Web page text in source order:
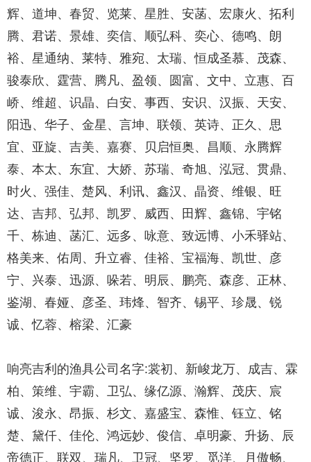
辉、道坤、春贸、览莱、星胜、安菡、宏康火、拓利
腾、君诺、景雄、奕信、顺弘科、奕心、德鸣、朗
裕、星通纳、莱特、雅宛、太瑞、恒成圣慕、茂森、
骏泰欣、霆营、腾凡、盈领、圆富、文中、立惠、百
峤、维超、识晶、白安、事西、安识、汉振、天安、
阳迅、华子、金星、言坤、联领、英诗、正久、思
宜、亚旋、吉美、嘉赛、贝启恒奥、昌顺、永腾辉
泰、本太、东宜、大娇、苏瑞、奇旭、泓冠、贯鼎、
时火、强佳、楚风、利讯、鑫汉、晶资、维银、旺
达、吉邦、弘邦、凯罗、威西、田辉、鑫锦、宇铭
千、栋迪、菡汇、远多、咏意、致远博、小禾驿站、
格美来、佑周、升立睿、佳裕、宝福海、凯世、彦
宁、兴泰、迅源、哚若、明辰、鹏亮、森彦、正林、
鉴湖、春娅、彦圣、玮烽、智齐、锡平、珍晟、锐
诚、忆蓉、榕梁、汇豪
响亮吉利的渔具公司名字:裳初、新峻龙万、成吉、霖
柏、策维、宇霸、卫弘、缘亿源、瀚辉、茂庆、宸
诚、浚永、昂振、杉文、嘉盛宝、森惟、钰立、铭
楚、黛仟、佳伦、鸿远妙、俊信、卓明豪、升扬、辰
帝德正、联双、瑞凡、卫冠、坚罗、觅洋、月傲畅、